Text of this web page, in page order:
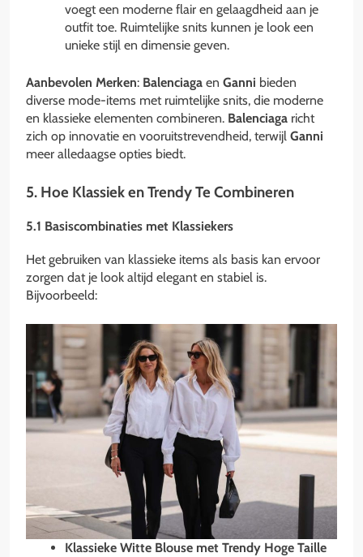
voegt een moderne flair en gelaagdheid aan je
outfit toe. Ruimtelijke snits kunnen je look een
unieke stijl en dimensie geven.
Aanbevolen Merken: Balenciaga en Ganni bieden
diverse mode-items met ruimtelijke snits, die moderne
en klassieke elementen combineren. Balenciaga richt
zich op innovatie en vooruitstrevendheid, terwijl Ganni
meer alledaagse opties biedt.
5. Hoe Klassiek en Trendy Te Combineren
5.1 Basiscombinaties met Klassiekers
Het gebruiken van klassieke items als basis kan ervoor
zorgen dat je look altijd elegant en stabiel is.
Bijvoorbeeld:
Klassieke Witte Blouse met Trendy Hoge Taille